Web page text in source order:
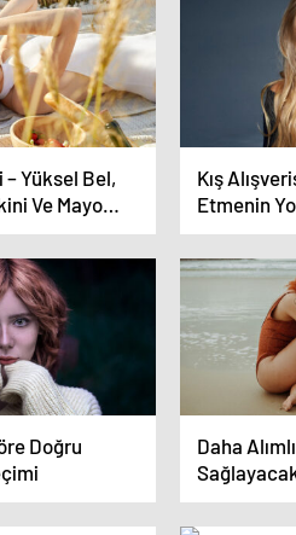
Yüksel Bel,
Ve Mayo
Kış
Etmenin
Doğru
Daha